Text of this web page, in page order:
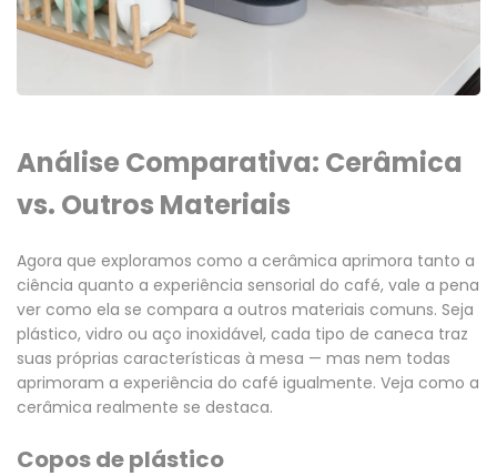
Análise Comparativa: Cerâmica
vs. Outros Materiais
Agora que exploramos como a cerâmica aprimora tanto a
ciência quanto a experiência sensorial do café, vale a pena
ver como ela se compara a outros materiais comuns. Seja
plástico, vidro ou aço inoxidável, cada tipo de caneca traz
suas próprias características à mesa — mas nem todas
aprimoram a experiência do café igualmente. Veja como a
cerâmica realmente se destaca.
Copos de plástico